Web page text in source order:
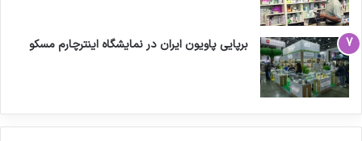
برپایی پاویون ایران در نمایشگاه اینترچارم مسکو